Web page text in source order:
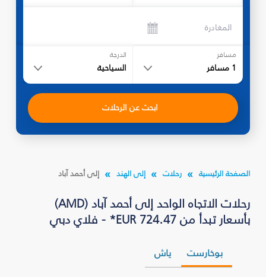
المغادرة
مسافر
1 مسافر
الدرجة
السياحية
ابحث عن الرحلات
الصفحة الرئيسية رحلات إلى الهند إلى أحمد آباد
رحلات الاتجاه الواحد إلى أحمد آباد (AMD)
بأسعار تبدأ من EUR 724.47* - فلاي دبي
بوخارست ياش